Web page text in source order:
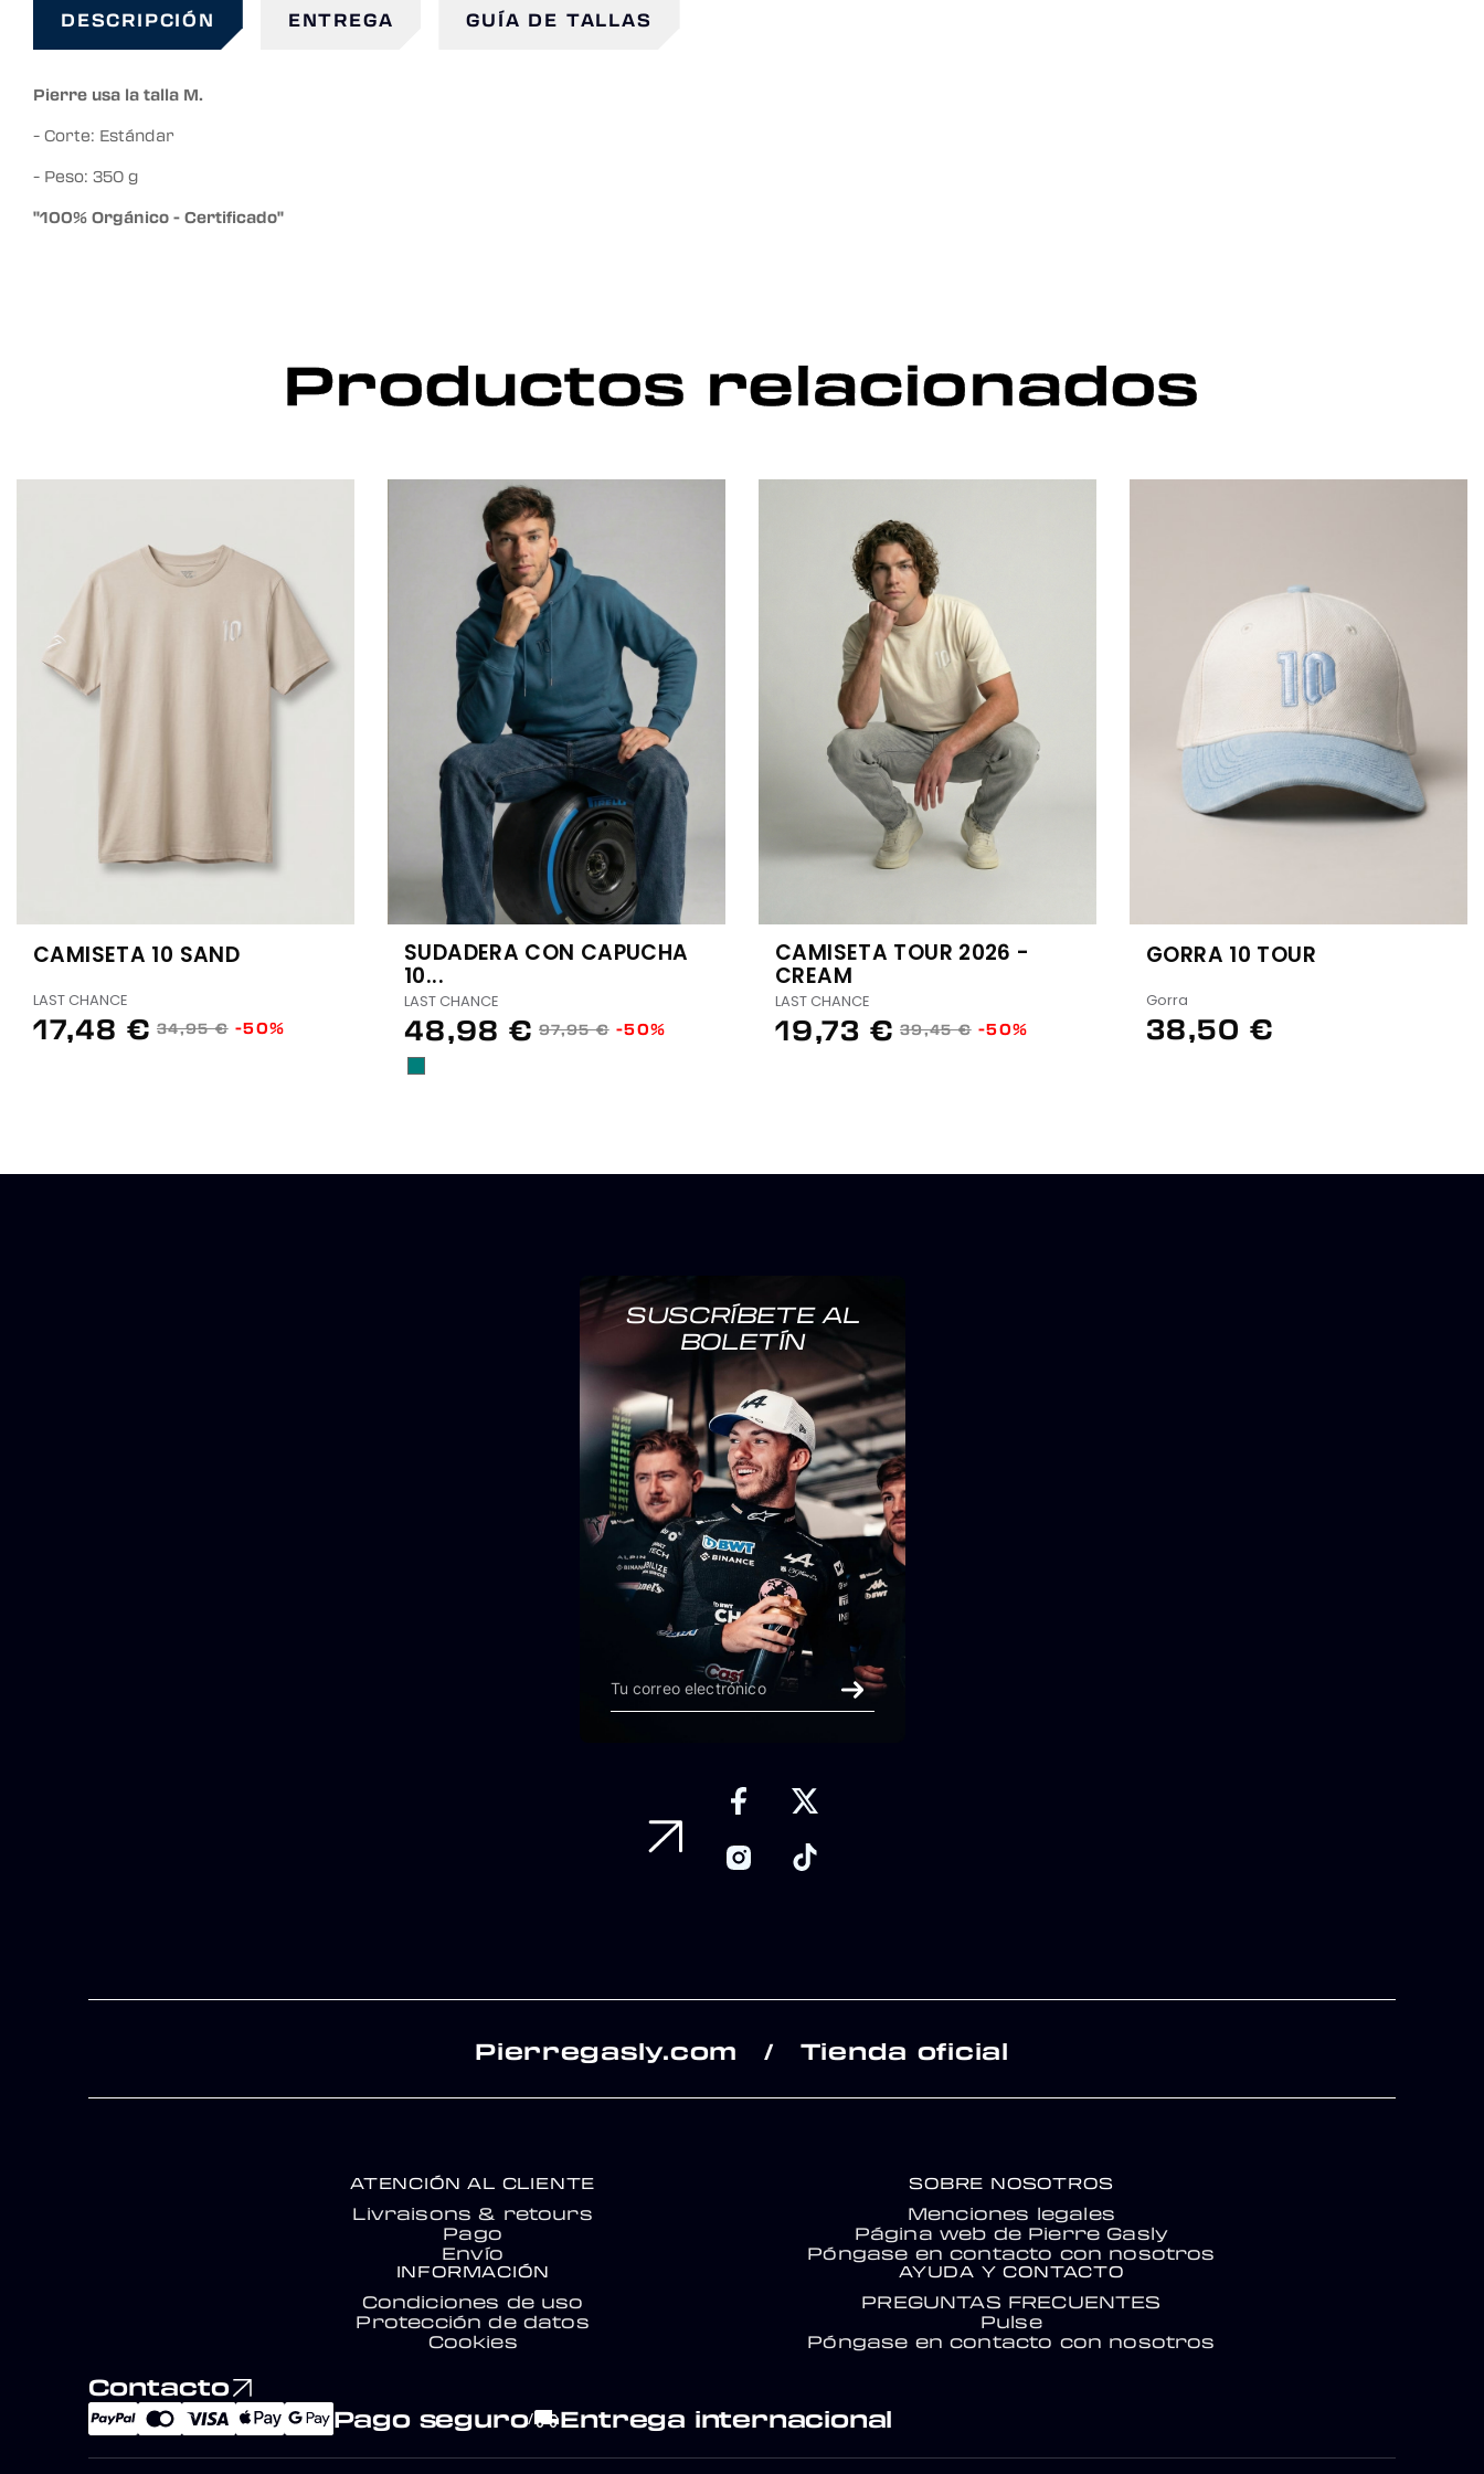
DESCRIPCIÓN ENTREGA GUÍA DE TALLAS
Pierre usa la talla M.
- Corte: Estándar
- Peso: 350 g
"100% Orgánico - Certificado"
Productos relacionados
CAMISETA 10 SAND
LAST CHANCE
17,48 € 34,95 € -50%
SUDADERA CON CAPUCHA
10...
LAST CHANCE
48,98 € 97,95 € -50%
EUCALYPTUS
CAMISETA TOUR 2026 -
CREAM
LAST CHANCE
19,73 € 39,45 € -50%
GORRA 10 TOUR
Gorra
38,50 €
SUSCRÍBETE AL
BOLETÍN
Pierregasly.com / Tienda oficial
ATENCIÓN AL CLIENTE
Livraisons & retours
Pago
Envío
SOBRE NOSOTROS
Menciones legales
Página web de Pierre Gasly
Póngase en contacto con nosotros
INFORMACIÓN
Condiciones de uso
Protección de datos
Cookies
AYUDA Y CONTACTO
PREGUNTAS FRECUENTES
Pulse
Póngase en contacto con nosotros
Contacto
Pago seguro/local_shippingEntrega internacional